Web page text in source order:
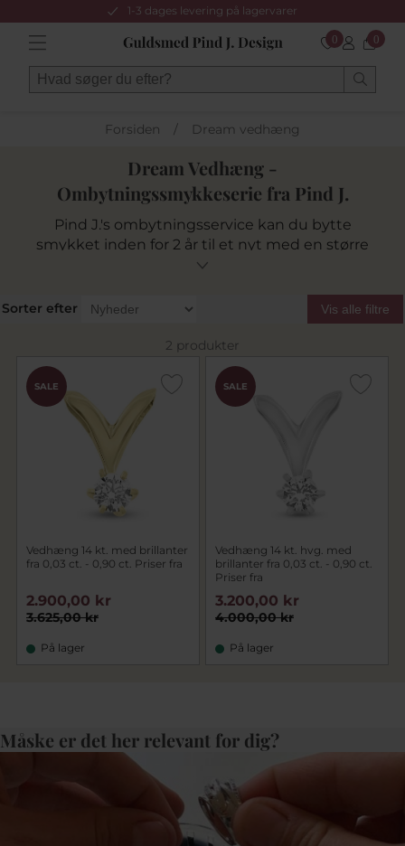
1-3 dages levering på lagervarer
0 0
Forsiden / Dream vedhæng
Dream Vedhæng -
Ombytningssmykkeserie fra Pind J.
Pind J.'s ombytningsservice kan du bytte
smykket inden for 2 år til et nyt med en større
brillant og kun betale differencen mellem det
Vedhæng udført i bedste kvalitet i 14 kt. og 14
kt. hvidguld på eget værsted, fattet med
brillanter i rigtig god kvalitet, wesselton/vs.
Find Kæder i 14 kt. guld
HER og i 14 kt. hvidguld
HER
Sorter efter Vis alle filtre
2 produkter
SALE
Vedhæng 14 kt. med brillanter
fra 0,03 ct. - 0,90 ct. Priser fra
3.625,00 kr
2.900,00 kr
På lager
SALE
Vedhæng 14 kt. hvg. med
brillanter fra 0,03 ct. - 0,90 ct.
Priser fra
4.000,00 kr
3.200,00 kr
På lager
Måske er det her relevant for dig?